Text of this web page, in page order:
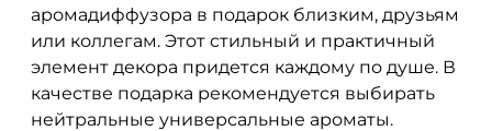
аромадиффузора в подарок близким, друзьям
или коллегам. Этот стильный и практичный
элемент декора придется каждому по душе. В
качестве подарка рекомендуется выбирать
нейтральные универсальные ароматы.